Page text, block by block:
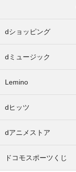
dショッピング
dミュージック
Lemino
dヒッツ
dアニメストア
ドコモスポーツくじ